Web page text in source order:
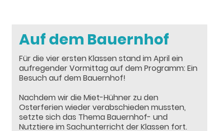
Auf dem Bauernhof
Für die vier ersten Klassen stand im April ein
aufregender Vormittag auf dem Programm: Ein
Besuch auf dem Bauernhof!
Nachdem wir die Miet-Hühner zu den
Osterferien wieder verabschieden mussten,
setzte sich das Thema Bauernhof- und
Nutztiere im Sachunterricht der Klassen fort.